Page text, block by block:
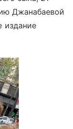
Джанабаевой
издание